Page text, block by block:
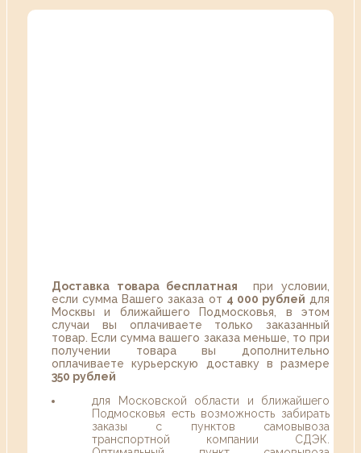
Доставка товара бесплатная при условии,
если сумма Вашего заказа от 4 000 рублей для
Москвы и ближайшего Подмосковья, в этом
случаи вы оплачиваете только заказанный
товар. Если сумма вашего заказа меньше, то при
получении товара вы дополнительно
оплачиваете курьерскую доставку в размере
350 рублей
для Московской области и ближайшего
Подмосковья есть возможность забирать
заказы с пунктов самовывоза
транспортной компании СДЭК.